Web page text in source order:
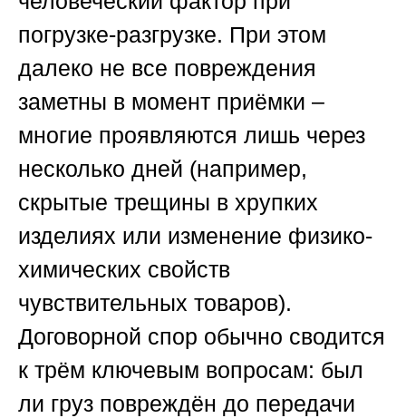
погрузке-разгрузке. При этом
далеко не все повреждения
заметны в момент приёмки –
многие проявляются лишь через
несколько дней (например,
скрытые трещины в хрупких
изделиях или изменение физико-
химических свойств
чувствительных товаров).
Договорной спор обычно сводится
к трём ключевым вопросам: был
ли груз повреждён до передачи